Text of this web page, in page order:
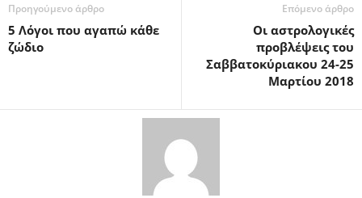
Προηγούμενο άρθρο
5 Λόγοι που αγαπώ κάθε
ζώδιο
Επόμενο άρθρο
Οι αστρολογικές
προβλέψεις του
Σαββατοκύριακου 24-25
Μαρτίου 2018